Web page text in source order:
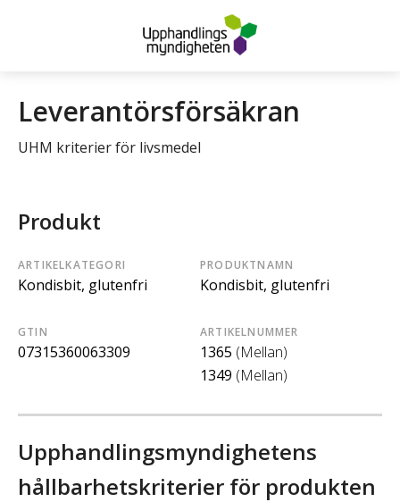
Leverantörsförsäkran
UHM kriterier för livsmedel
Produkt
ARTIKELKATEGORI
Kondisbit, glutenfri
PRODUKTNAMN
Kondisbit, glutenfri
GTIN
07315360063309
ARTIKELNUMMER
1365 (Mellan)
1349 (Mellan)
Upphandlingsmyndighetens
hållbarhetskriterier för produkten